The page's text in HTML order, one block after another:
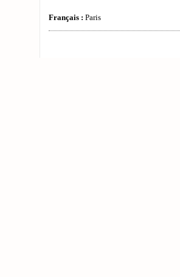
Français : Paris